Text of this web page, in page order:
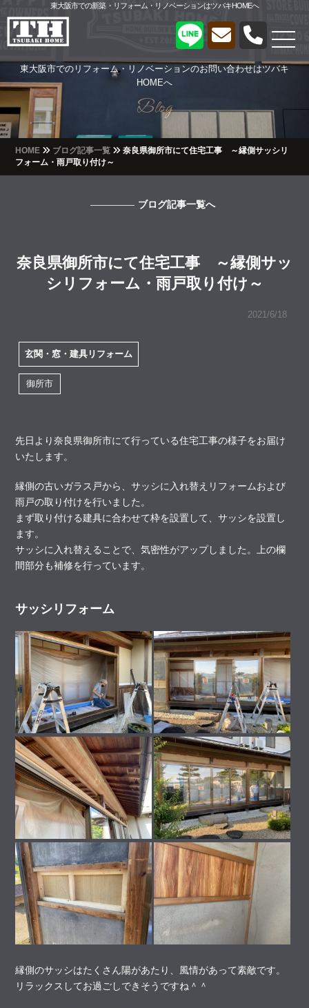
東大阪市での新築・リフォーム・リノベーションはツバキHOMEへ
Blog
Blog
東大阪市でのリフォーム・リノベーションのお問い合わせはツバキ
HOMEへ
HOME ブログ記事一覧
奈良県御所市にて住宅工事 ～縁側サッシリ
フォーム・雨戸取り付け～
ブログ記事一覧へ
奈良県御所市にて住宅工事 ～縁側サッ
シリフォーム・雨戸取り付け～
2021/6/18
玄関・窓・建具リフォーム
御所市
先日より奈良県御所市にて行っている住宅工事の様子をお届け
いたします。
縁側の古いガラス戸から、サッシに入れ替えリフォームおよび
雨戸の取り付けを行いました。
まず取り付ける建具に合わせて枠を設置して、サッシを設置し
ます。
サッシに入れ替えることで、気密性がアップしました。上の欄
間部分も補修を行っています。
サッシリフォーム
縁側のサッシはたくさん陽があたり、風情があって素敵です。
リラックスしてお過ごしできそうですね＾＾